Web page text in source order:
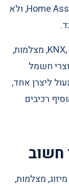
הבית כמערכת פתוחה המבוססת על Home Assistant, ולא
המערכת יכולה לשלב בין KNX, Zigbee, WiFi, IP, מצלמות,
חשמל
ליצרן אחד,
רכיבים
חשוב
מצלמות,